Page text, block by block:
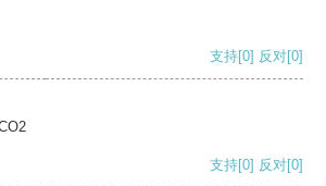
支持[0] 反对[0]
支持[0] 反对[0]